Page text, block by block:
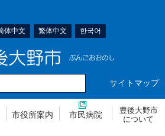
体中文 繁体中文 한국어
サイトマップ
市役所案内 市民病院
豊後大野市
について